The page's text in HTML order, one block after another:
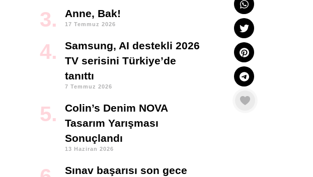
Anne, Bak!
17 Temmuz 2026
Samsung, AI destekli 2026
TV serisini Türkiye’de
tanıttı
7 Temmuz 2026
Colin’s Denim NOVA
Tasarım Yarışması
Sonuçlandı
13 Haziran 2026
Sınav başarısı son gece